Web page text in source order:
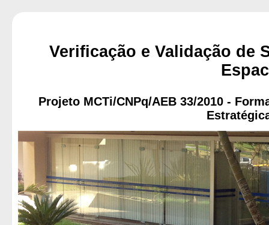
Verificação e Validação de
Projeto MCTi/CNPq/AEB 33/2010 -